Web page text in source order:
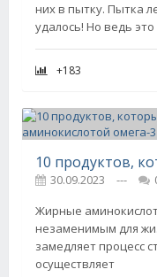
них в пытку. Пытка
удалось! Но ведь это
+183
30.09.2023 ---
Жирные
незаменимым для
замедляет процесс
осуществляет